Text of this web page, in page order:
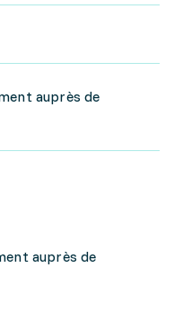
auprès de
auprès de